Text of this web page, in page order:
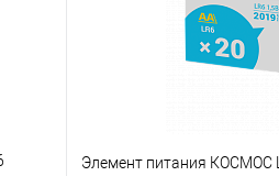
Элемент питания КОСМОС